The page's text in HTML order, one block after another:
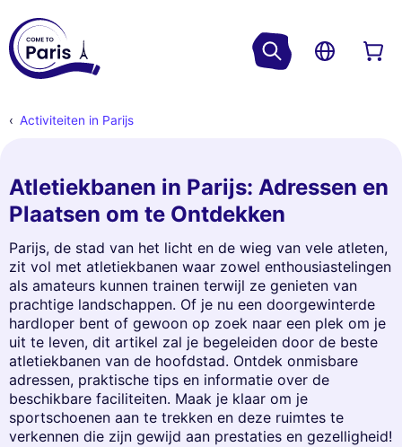
Activiteiten in Parijs
Atletiekbanen in Parijs: Adressen en
Plaatsen om te Ontdekken
Parijs, de stad van het licht en de wieg van vele atleten,
zit vol met atletiekbanen waar zowel enthousiastelingen
als amateurs kunnen trainen terwijl ze genieten van
prachtige landschappen. Of je nu een doorgewinterde
hardloper bent of gewoon op zoek naar een plek om je
uit te leven, dit artikel zal je begeleiden door de beste
atletiekbanen van de hoofdstad. Ontdek onmisbare
adressen, praktische tips en informatie over de
beschikbare faciliteiten. Maak je klaar om je
sportschoenen aan te trekken en deze ruimtes te
verkennen die zijn gewijd aan prestaties en gezelligheid!